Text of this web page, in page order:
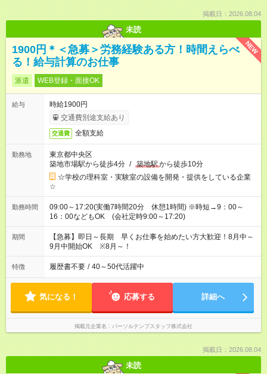
掲載日：2026.08.04
未読
NEW
1900円＊＜急募＞労務経験ある方！時間えらべ
る！給与計算のお仕事
派遣 WEB登録・面接OK
給与
時給1900円
交通費別途支給あり
交通費 全額支給
勤務地
東京都中央区
築地市場駅から徒歩4分 / 築地駅から徒歩10分
☆学校の理科室・実験室の設備を開発・提供をしている企業
☆
勤務時間
09:00～17:20(実働7時間20分 休憩1時間) ※時短→9：00～
16：00などもOK (会社定時9:00～17:20)
期間
【急募】即日～長期 早くお仕事を始めたい方大歓迎！8月中～
9月中開始OK ※8月～！
特徴 履歴書不要 / 40～50代活躍中
気になる！ 応募する 詳細へ
掲載元企業名 パーソルテンプスタッフ株式会社
掲載日：2026.08.04
未読